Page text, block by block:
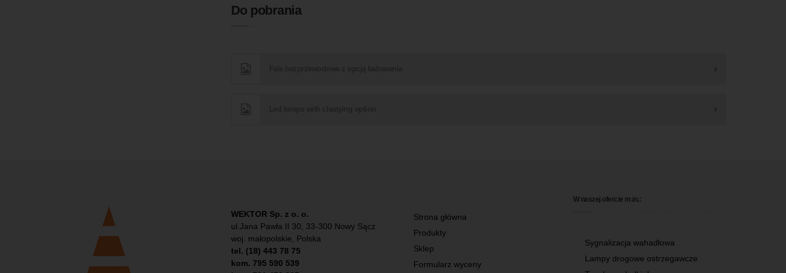
Do pobrania
WEKTOR Sp. z o. o.
ul.Jana Pawła II 30, 33-300 Nowy Sącz
woj. małopolskie, Polska
tel. (18) 443 78 75
kom. 795 590 539
Strona główna
Produkty
Sklep
Formularz wyceny
W naszej ofercie m.in.:
Sygnalizacja wahadłowa
Lampy drogowe ostrzegawcze